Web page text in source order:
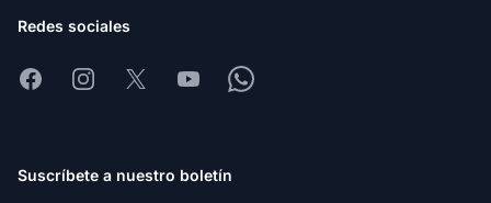
Redes sociales
FacebookInstagram
X YoutubeWhatsapp
Suscríbete a nuestro boletín